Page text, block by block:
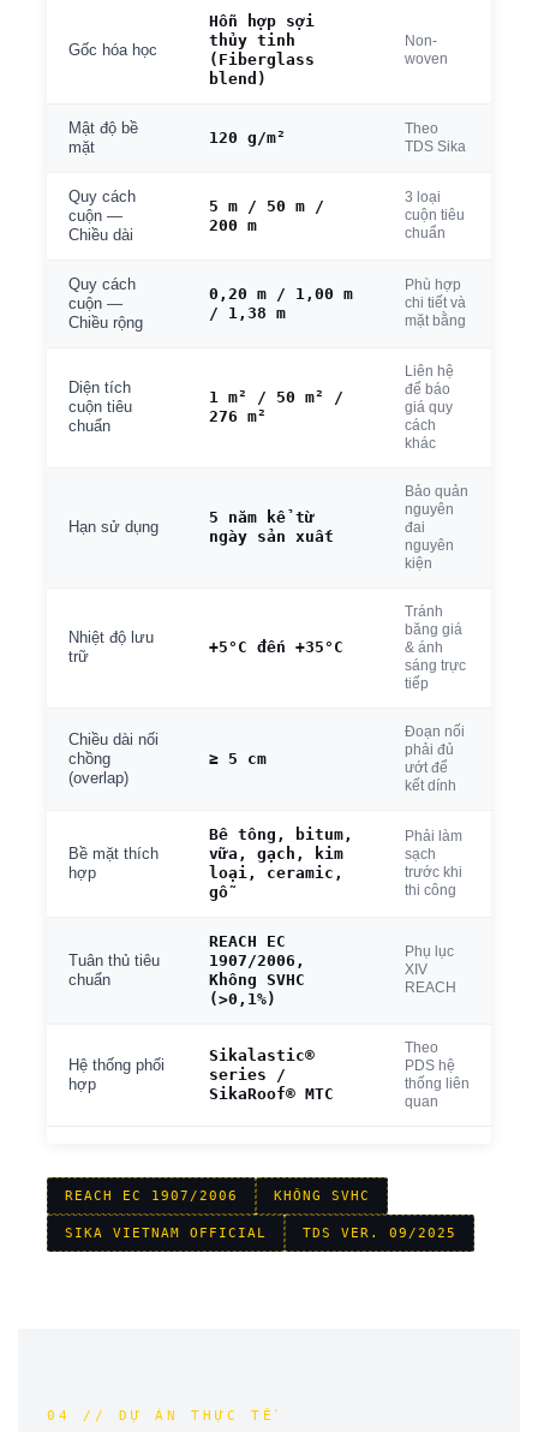
Gốc hóa học
Hỗn hợp sợi
thủy tinh
(Fiberglass
blend)
Non-
woven
Mật độ bề
mặt
120 g/m²
Theo
TDS Sika
Quy cách
cuộn —
Chiều dài
5 m / 50 m /
200 m
3 loại
cuộn tiêu
chuẩn
Quy cách
cuộn —
Chiều rộng
0,20 m / 1,00 m
/ 1,38 m
Phù hợp
chi tiết và
mặt bằng
Diện tích
cuộn tiêu
chuẩn
1 m² / 50 m² /
276 m²
Liên hệ
để báo
giá quy
cách
khác
Hạn sử dụng
5 năm kể từ
ngày sản xuất
Bảo quản
nguyên
đai
nguyên
kiện
Nhiệt độ lưu
trữ
+5°C đến +35°C
Tránh
băng giá
& ánh
sáng trực
tiếp
Chiều dài nối
chồng
(overlap)
≥ 5 cm
Đoạn nối
phải đủ
ướt để
kết dính
Bề mặt thích
hợp
Bê tông, bitum,
vữa, gạch, kim
loại, ceramic,
gỗ
Phải làm
sạch
trước khi
thi công
Tuân thủ tiêu
chuẩn
REACH EC
1907/2006,
Không SVHC
(>0,1%)
Phụ lục
XIV
REACH
Hệ thống phối
hợp
Sikalastic®
series /
SikaRoof® MTC
Theo
PDS hệ
thống liên
quan
REACH EC 1907/2006 KHÔNG SVHC
SIKA VIETNAM OFFICIAL TDS VER. 09/2025
04 // DỰ ÁN THỰC TẾ